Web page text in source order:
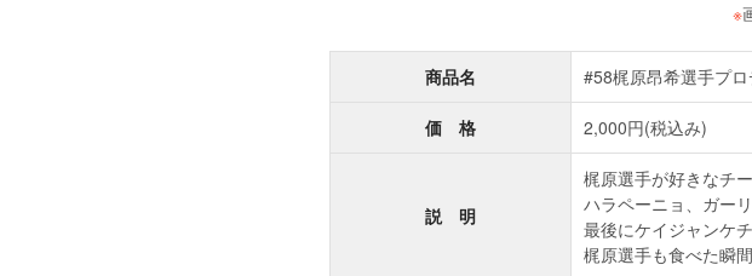
※
商品名 #58梶原昂希選手プ
価 格 2,000円(税込み)
説 明
梶原選手が好きなチ
ハラペーニョ、ガー
最後にケイジャンケ
梶原選手も食べた瞬